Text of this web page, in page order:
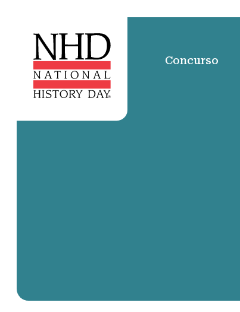
Concurso